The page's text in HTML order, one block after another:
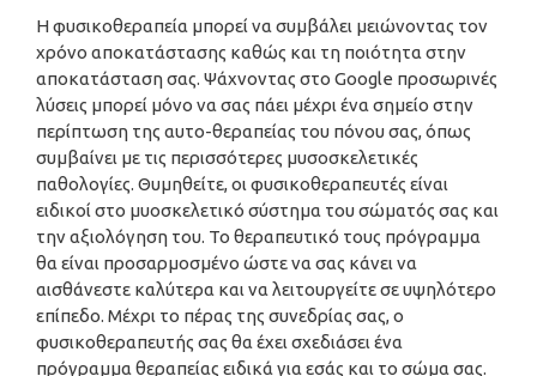
Η φυσικοθεραπεία μπορεί να συμβάλει μειώνοντας τον
χρόνο αποκατάστασης καθώς και τη ποιότητα στην
αποκατάσταση σας. Ψάχνοντας στο Google προσωρινές
λύσεις μπορεί μόνο να σας πάει μέχρι ένα σημείο στην
περίπτωση της αυτο-θεραπείας του πόνου σας, όπως
συμβαίνει με τις περισσότερες μυσοσκελετικές
παθολογίες. Θυμηθείτε, οι φυσικοθεραπευτές είναι
ειδικοί στο μυοσκελετικό σύστημα του σώματός σας και
την αξιολόγηση του. Το θεραπευτικό τους πρόγραμμα
θα είναι προσαρμοσμένο ώστε να σας κάνει να
αισθάνεστε καλύτερα και να λειτουργείτε σε υψηλότερο
επίπεδο. Μέχρι το πέρας της συνεδρίας σας, ο
φυσικοθεραπευτής σας θα έχει σχεδιάσει ένα
πρόγραμμα θεραπείας ειδικά για εσάς και το σώμα σας.